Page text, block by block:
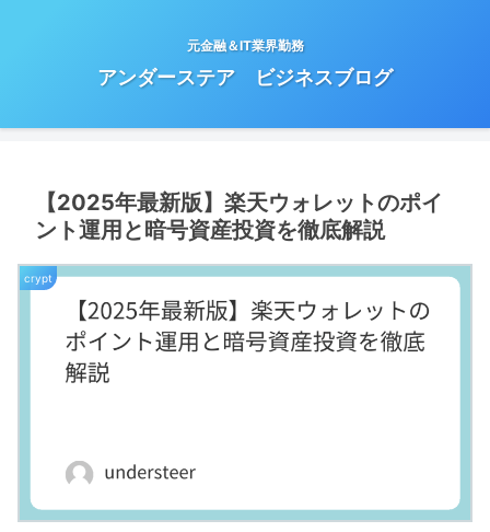
元金融＆IT業界勤務
アンダーステア ビジネスブログ
【2025年最新版】楽天ウォレットのポイ
ント運用と暗号資産投資を徹底解説
crypt